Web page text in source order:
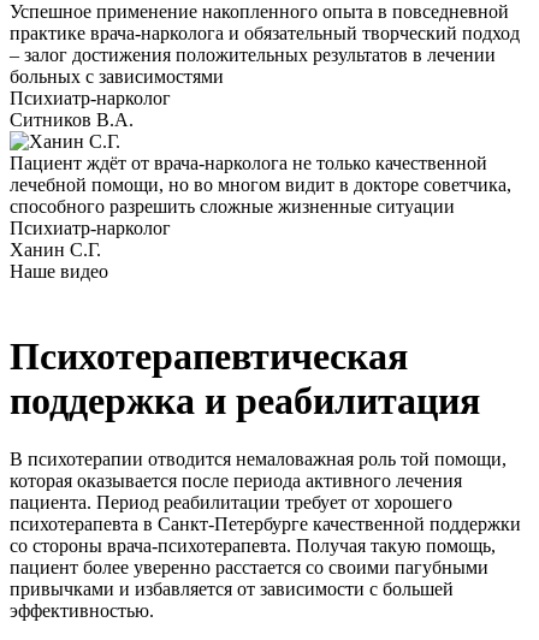
Успешное применение накопленного опыта в повседневной
практике врача-нарколога и обязательный творческий подход
– залог достижения положительных результатов в лечении
больных с зависимостями
Психиатр-нарколог
Ситников В.А.
Пациент ждёт от врача-нарколога не только качественной
лечебной помощи, но во многом видит в докторе советчика,
способного разрешить сложные жизненные ситуации
Психиатр-нарколог
Ханин С.Г.
Наше видео
Психотерапевтическая
поддержка и реабилитация
В психотерапии отводится немаловажная роль той помощи,
которая оказывается после периода активного лечения
пациента. Период реабилитации требует от хорошего
психотерапевта в Санкт-Петербурге качественной поддержки
со стороны врача-психотерапевта. Получая такую помощь,
пациент более уверенно расстается со своими пагубными
привычками и избавляется от зависимости с большей
эффективностью.